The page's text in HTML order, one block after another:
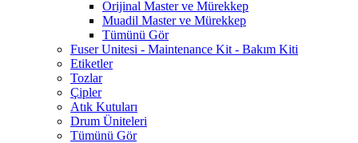
Orijinal Master ve Mürekkep
Muadil Master ve Mürekkep
Tümünü Gör
Fuser Unitesi - Maintenance Kit - Bakım Kiti
Etiketler
Tozlar
Çipler
Atık Kutuları
Drum Üniteleri
Tümünü Gör